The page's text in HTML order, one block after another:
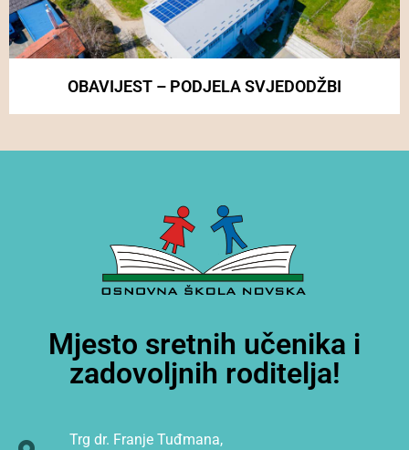
OBAVIJEST – PODJELA SVJEDODŽBI
Mjesto sretnih učenika i
zadovoljnih roditelja!
Trg dr. Franje Tuđmana,